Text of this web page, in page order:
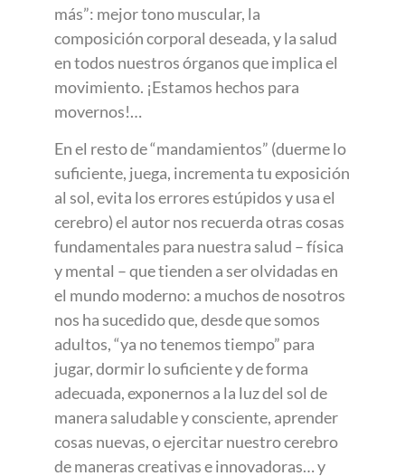
más”: mejor tono muscular, la
composición corporal deseada, y la salud
en todos nuestros órganos que implica el
movimiento. ¡Estamos hechos para
movernos!…
En el resto de “mandamientos” (duerme lo
suficiente, juega, incrementa tu exposición
al sol, evita los errores estúpidos y usa el
cerebro) el autor nos recuerda otras cosas
fundamentales para nuestra salud – física
y mental – que tienden a ser olvidadas en
el mundo moderno: a muchos de nosotros
nos ha sucedido que, desde que somos
adultos, “ya no tenemos tiempo” para
jugar, dormir lo suficiente y de forma
adecuada, exponernos a la luz del sol de
manera saludable y consciente, aprender
cosas nuevas, o ejercitar nuestro cerebro
de maneras creativas e innovadoras… y